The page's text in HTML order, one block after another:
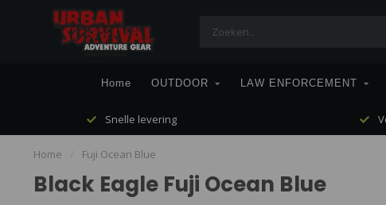
Home OUTDOOR LAW ENFORCEMENT
Snelle levering
Home Fuji Ocean Blue
Black Eagle Fuji Ocean Blue